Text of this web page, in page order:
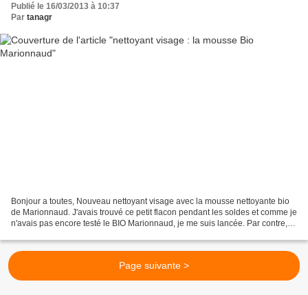
Publié le 16/03/2013 à 10:37
Par tanagr
Bonjour a toutes, Nouveau nettoyant visage avec la mousse nettoyante bio
de Marionnaud. J'avais trouvé ce petit flacon pendant les soldes et comme je
n'avais pas encore testé le BIO Marionnaud, je me suis lancée. Par contre, il
Page suivante >